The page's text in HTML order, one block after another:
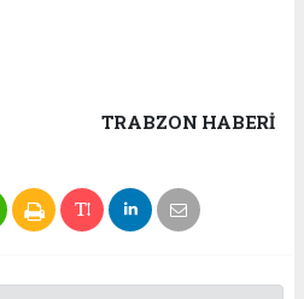
TRABZON HABERİ